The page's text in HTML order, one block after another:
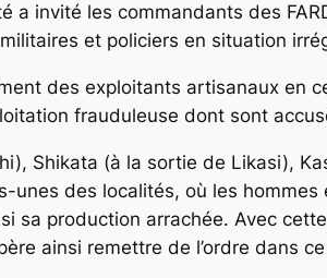
a invité les commandants des
et policiers en situation
des exploitants artisanaux en
frauduleuse dont sont
Shikata (à la sortie de Likasi),
unes des localités, où les
sa production arrachée. Avec
ainsi remettre de l’ordre dans